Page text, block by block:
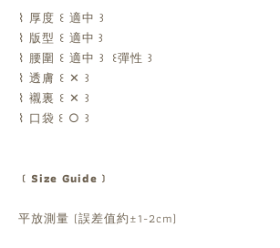
⌇ 厚度 ꒰ 適中 ꒱
⌇ 版型 ꒰ 適中 ꒱
⌇ 腰圍 ꒰ 適中 ꒱ ꒰彈性 ꒱
⌇ 透膚 ꒰ ✕ ꒱
⌇ 襯裏 ꒰ ✕ ꒱
⌇ 口袋 ꒰ ○ ꒱
﹝Size Guide﹞
平放測量 (誤差值約±1-2cm)